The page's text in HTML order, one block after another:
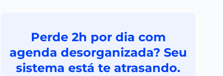
Perde 2h por dia com
agenda desorganizada? Seu
sistema está te atrasando.